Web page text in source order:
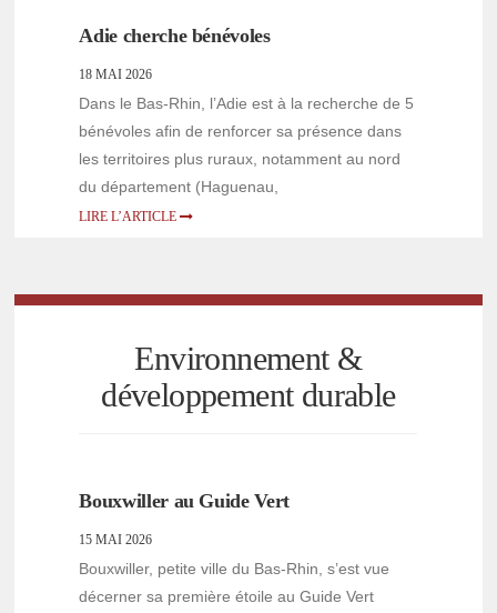
Adie cherche bénévoles
18 MAI 2026
Dans le Bas-Rhin, l’Adie est à la recherche de 5
bénévoles afin de renforcer sa présence dans
les territoires plus ruraux, notamment au nord
du département (Haguenau,
LIRE L’ARTICLE
Environnement &
développement durable
Bouxwiller au Guide Vert
15 MAI 2026
Bouxwiller, petite ville du Bas-Rhin, s’est vue
décerner sa première étoile au Guide Vert